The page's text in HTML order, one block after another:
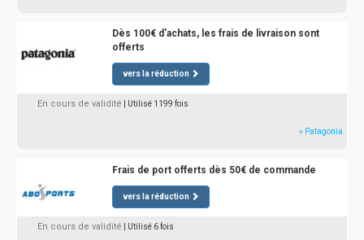
Dès 100€ d'achats, les frais de livraison sont
offerts
vers la réduction
En cours de validité | Utilisé 1199 fois
» Patagonia
Frais de port offerts dès 50€ de commande
vers la réduction
En cours de validité | Utilisé 6 fois